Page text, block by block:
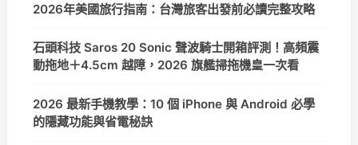
2026年美國旅行指南：台灣旅客出發前必讀完整攻略
石頭科技 Saros 20 Sonic 聲波騎士開箱評測！高頻震
動拖地＋4.5cm 越障，2026 旗艦掃拖機皇一次看
2026 最新手機教學：10 個 iPhone 與 Android 必學
的隱藏功能與省電秘訣